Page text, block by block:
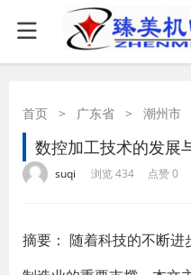
首页 > 广东省 > 潮州市
数控加工技术的发展
suqi 浏览 434 点赞 0
摘要： 随着科技的不断进